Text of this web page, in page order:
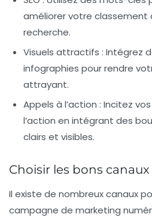
améliorer votre classement
recherche.
Visuels attractifs : Intégrez
infographies pour rendre
attrayant.
Appels à l’action : Incitez
l’action en intégrant des
clairs et visibles.
Choisir les bons
Il existe de nombreux canaux
campagne de marketing